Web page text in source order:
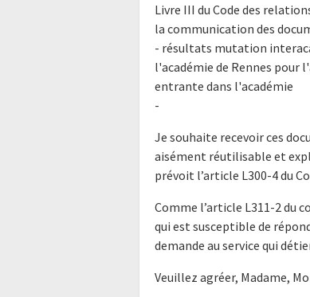
Livre III du Code des
la communication des
- résultats mutation
l'académie de Rennes pour
entrante dans l'académie
-
Je souhaite recevoir ces
aisément réutilisable et
prévoit l’article L300-4 du
Comme l’article L311-2 du
qui est susceptible de
demande au service qui
Veuillez agréer, Madame,